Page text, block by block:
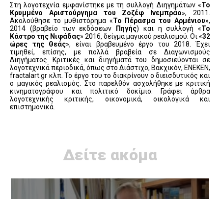
Στη λογοτεχνία εμφανίστηκε με τη συλλογή Διηγημάτων «Το
Κρυμμένο Αριστούργημα του Ζοζέφ Ινεμπράο», 2011.
Ακολούθησε το μυθιστόρημα «Το Πέρασμα του Αρμένιου»,
2014 (βραβείο των εκδόσεων
Πηγής) και η συλλογή «Το
Κάστρο της Νιφάδας» 2016, δείγμα μαγικού ρεαλισμού. Οι «32
ώρες της Θεάς», είναι βραβευμένο έργο του 2018. Έχει
τιμηθεί, επίσης, με πολλά βραβεία σε Διαγωνισμούς
Διηγήματος. Κριτικές και διηγήματά του δημοσιεύονται σε
λογοτεχνικά περιοδικά, όπως στο Διάστιχο, Βακχικόν, ΕΝΕΚΕΝ,
fractalart.gr κλπ. Το έργο του το διακρίνουν ο διεισδυτικός και
ο μαγικός ρεαλισμός. Στο παρελθόν ασχολήθηκε με κριτική
κινηματογράφου και πολιτικό δοκίμιο. Γράφει άρθρα
λογοτεχνικής κριτικής, οικονομικά, οικολογικά και
επιστημονικά.
Δείτε ακόμα